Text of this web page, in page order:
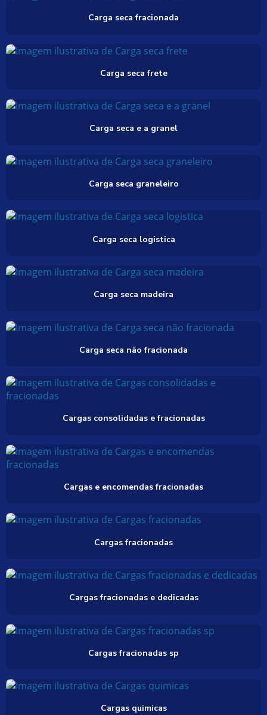
Carga seca fracionada
Carga seca frete
Carga seca e a granel
Carga seca graneleiro
Carga seca logistica
Carga seca madeira
Carga seca não fracionada
Cargas consolidadas e fracionadas
Cargas e encomendas fracionadas
Cargas fracionadas
Cargas fracionadas e dedicadas
Cargas fracionadas sp
Cargas quimicas